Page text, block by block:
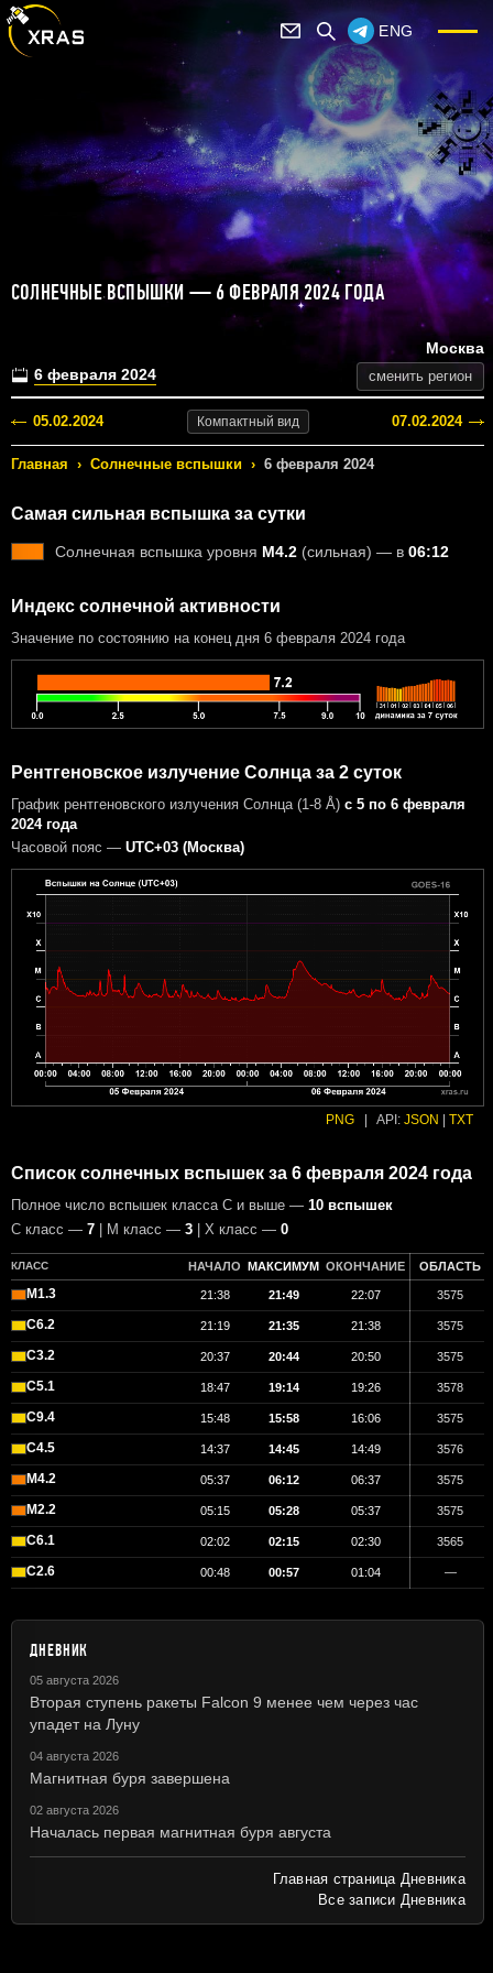
ENG
СОЛНЕЧНЫЕ ВСПЫШКИ — 6 ФЕВРАЛЯ 2024 ГОДА
6 февраля 2024
Москва
сменить регион
05.02.2024 Компактный вид 07.02.2024
Главная › Солнечные вспышки › 6 февраля 2024
Самая сильная вспышка за сутки
Солнечная вспышка уровня M4.2 (сильная) — в 06:12
Индекс солнечной активности
Значение по состоянию на конец дня 6 февраля 2024 года
Рентгеновское излучение Солнца за 2 суток
График рентгеновского излучения Солнца (1-8 Å) с 5 по 6 февраля
2024 года
Часовой пояс — UTC+03 (Москва)
PNG API: JSON TXT
Список солнечных вспышек за 6 февраля 2024 года
Полное число вспышек класса C и выше — 10 вспышек
С класс — 7 | М класс — 3 | X класс — 0
КЛАСС НАЧАЛО МАКСИМУМ ОКОНЧАНИЕ ОБЛАСТЬ
M1.3 21:38 21:49 22:07 3575
C6.2 21:19 21:35 21:38 3575
C3.2 20:37 20:44 20:50 3575
C5.1 18:47 19:14 19:26 3578
C9.4 15:48 15:58 16:06 3575
C4.5 14:37 14:45 14:49 3576
M4.2 05:37 06:12 06:37 3575
M2.2 05:15 05:28 05:37 3575
C6.1 02:02 02:15 02:30 3565
C2.6 00:48 00:57 01:04 —
ДНЕВНИК
05 августа 2026
Вторая ступень ракеты Falcon 9 менее чем через час
упадет на Луну
04 августа 2026
Магнитная буря завершена
02 августа 2026
Началась первая магнитная буря августа
Главная страница Дневника
Все записи Дневника